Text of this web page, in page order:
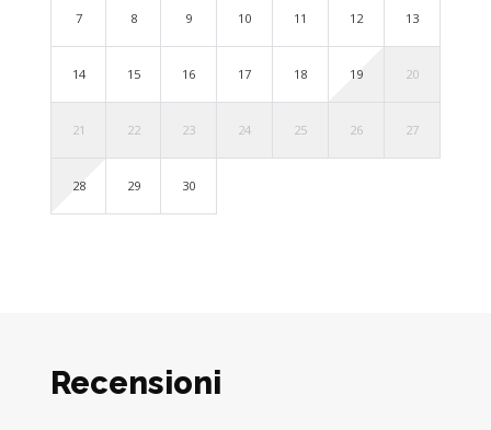
7 8 9 10 11 12 13
14 15 16 17 18 19 20
21 22 23 24 25 26 27
28 29 30
Recensioni